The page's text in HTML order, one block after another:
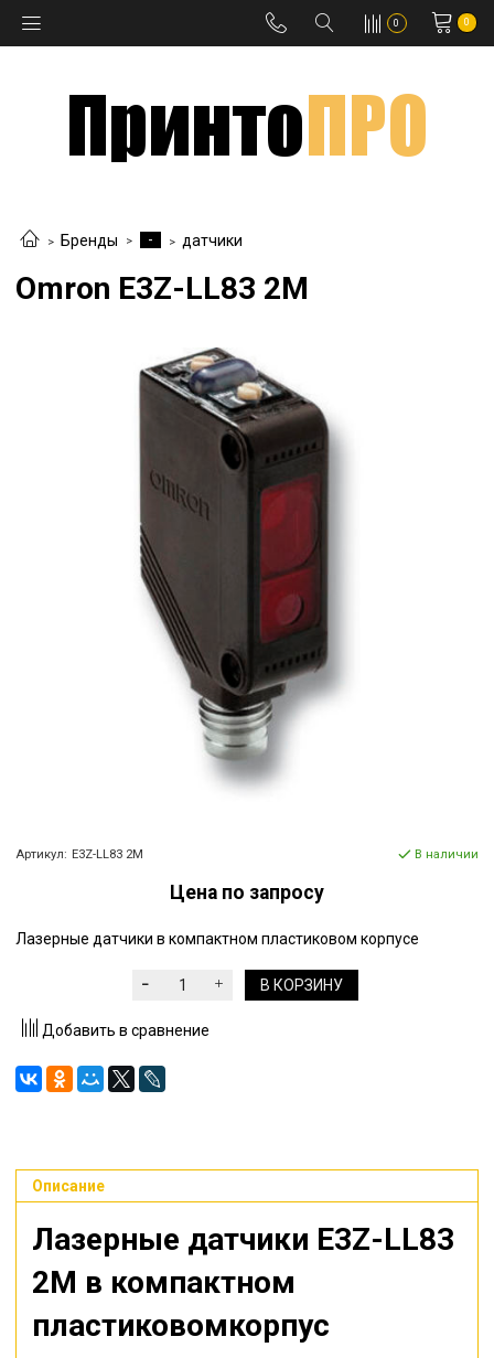
0 0
Бренды - датчики
Omron E3Z-LL83 2M
Артикул: E3Z-LL83 2M В наличии
Цена по запросу
Лазерные датчики в компактном пластиковом корпусе
В КОРЗИНУ
Добавить в сравнение
Описание
Лазерные датчики E3Z-LL83
2M в компактном
пластиковомкорпус